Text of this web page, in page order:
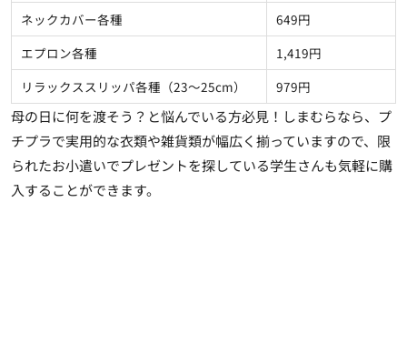
ネックカバー各種
649円
エプロン各種
1,419円
リラックススリッパ各種（23～25cm）
979円
母の日に何を渡そう？と悩んでいる方必見！しまむらなら、プ
チプラで実用的な衣類や雑貨類が幅広く揃っていますので、限
られたお小遣いでプレゼントを探している学生さんも気軽に購
入することができます。